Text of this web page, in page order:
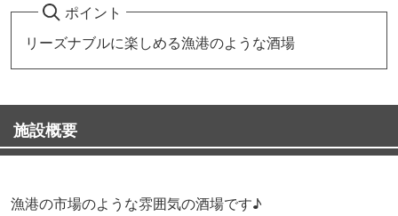
ポイント
リーズナブルに楽しめる漁港のような酒場
施設概要
漁港の市場のような雰囲気の酒場です♪